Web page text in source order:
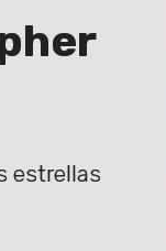
estrellas